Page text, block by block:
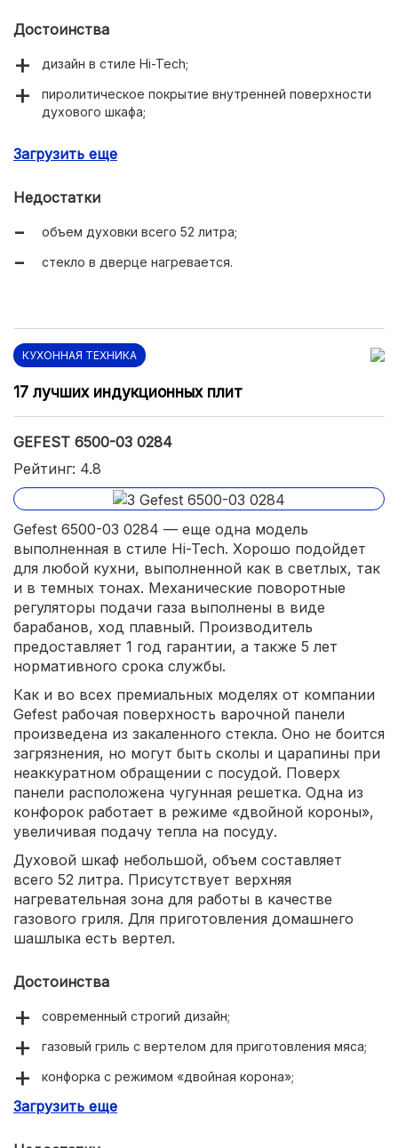
Достоинства
дизайн в стиле Hi-Tech;
пиролитическое покрытие внутренней поверхности
духового шкафа;
Загрузить еще
Недостатки
объем духовки всего 52 литра;
стекло в дверце нагревается.
КУХОННАЯ ТЕХНИКА
17 лучших индукционных плит
GEFEST 6500-03 0284
Рейтинг: 4.8
Gefest 6500-03 0284 — еще одна модель
выполненная в стиле Hi-Tech. Хорошо подойдет
для любой кухни, выполненной как в светлых, так
и в темных тонах. Механические поворотные
регуляторы подачи газа выполнены в виде
барабанов, ход плавный. Производитель
предоставляет 1 год гарантии, а также 5 лет
нормативного срока службы.
Как и во всех премиальных моделях от компании
Gefest рабочая поверхность варочной панели
произведена из закаленного стекла. Оно не боится
загрязнения, но могут быть сколы и царапины при
неаккуратном обращении с посудой. Поверх
панели расположена чугунная решетка. Одна из
конфорок работает в режиме «двойной короны»,
увеличивая подачу тепла на посуду.
Духовой шкаф небольшой, объем составляет
всего 52 литра. Присутствует верхняя
нагревательная зона для работы в качестве
газового гриля. Для приготовления домашнего
шашлыка есть вертел.
Достоинства
современный строгий дизайн;
газовый гриль с вертелом для приготовления мяса;
конфорка с режимом «двойная корона»;
рабочая поверхность варочной панели из
Загрузить еще